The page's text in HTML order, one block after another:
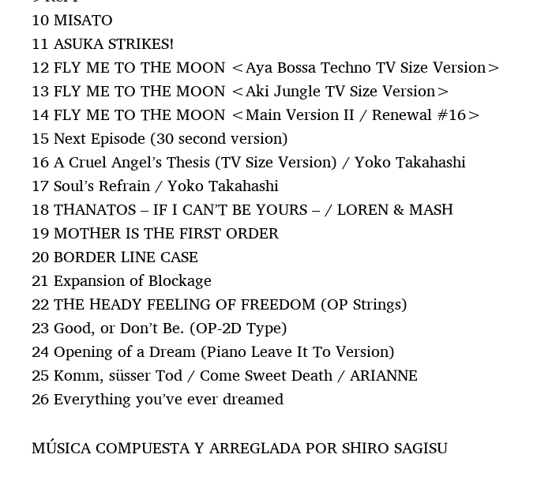
10 MISATO
11 ASUKA STRIKES!
12 FLY ME TO THE MOON <Aya Bossa Techno TV Size Version>
13 FLY ME TO THE MOON <Aki Jungle TV Size Version>
14 FLY ME TO THE MOON <Main Version II / Renewal #16>
15 Next Episode (30 second version)
16 A Cruel Angel’s Thesis (TV Size Version) / Yoko Takahashi
17 Soul’s Refrain / Yoko Takahashi
18 THANATOS – IF I CAN’T BE YOURS – / LOREN & MASH
19 MOTHER IS THE FIRST ORDER
20 BORDER LINE CASE
21 Expansion of Blockage
22 THE HEADY FEELING OF FREEDOM (OP Strings)
23 Good, or Don’t Be. (OP-2D Type)
24 Opening of a Dream (Piano Leave It To Version)
25 Komm, süsser Tod / Come Sweet Death / ARIANNE
26 Everything you’ve ever dreamed
MÚSICA COMPUESTA Y ARREGLADA POR SHIRO SAGISU